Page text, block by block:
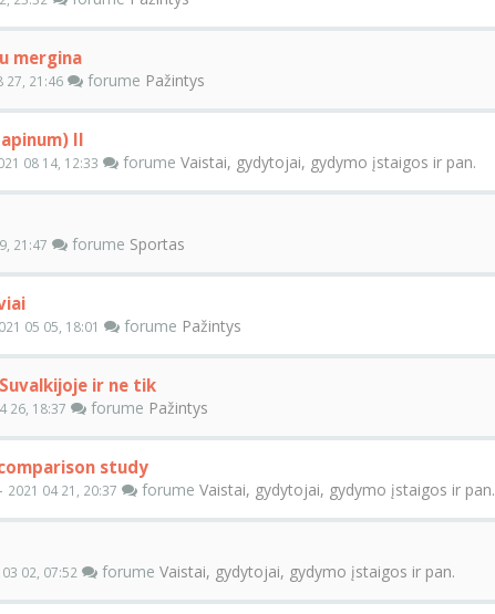
mergina
27, 21:46 forume Pažintys
II
08 14, 12:33 forume Vaistai, gydytojai, gydymo įstaigos ir pan.
21:47 forume Sportas
05 05, 18:01 forume Pažintys
ir ne tik
26, 18:37 forume Pažintys
study
- 2021 04 21, 20:37 forume Vaistai, gydytojai, gydymo įstaigos ir pan.
02, 07:52 forume Vaistai, gydytojai, gydymo įstaigos ir pan.